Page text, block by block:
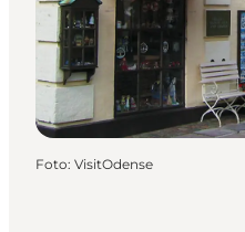
Foto: VisitOdense